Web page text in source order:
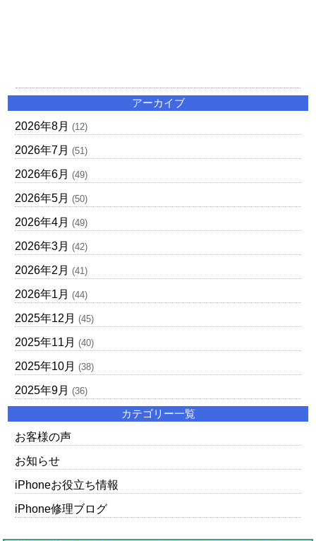
アーカイブ
2026年8月 (12)
2026年7月 (51)
2026年6月 (49)
2026年5月 (50)
2026年4月 (49)
2026年3月 (42)
2026年2月 (41)
2026年1月 (44)
2025年12月 (45)
2025年11月 (40)
2025年10月 (38)
2025年9月 (36)
カテゴリー一覧
お客様の声
お知らせ
iPhoneお役立ち情報
iPhone修理ブログ